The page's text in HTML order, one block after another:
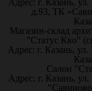
Адрес: г. Казань,
д.93, ТК
Магазин-склад
"Статус Кво"
Адрес: г. Казань, ул.
Салон
Адрес: г. Казань,